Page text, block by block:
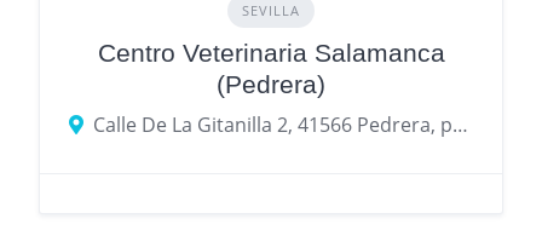
SEVILLA
Centro Veterinaria Salamanca
(Pedrera)
Calle De La Gitanilla 2, 41566 Pedrera, provincia de Sevilla, España